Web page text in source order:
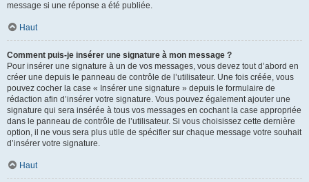
message si une réponse a été publiée.
Haut
Comment puis-je insérer une signature à mon message ?
Pour insérer une signature à un de vos messages, vous devez tout d’abord en
créer une depuis le panneau de contrôle de l’utilisateur. Une fois créée, vous
pouvez cocher la case « Insérer une signature » depuis le formulaire de
rédaction afin d’insérer votre signature. Vous pouvez également ajouter une
signature qui sera insérée à tous vos messages en cochant la case appropriée
dans le panneau de contrôle de l’utilisateur. Si vous choisissez cette dernière
option, il ne vous sera plus utile de spécifier sur chaque message votre souhait
d’insérer votre signature.
Haut